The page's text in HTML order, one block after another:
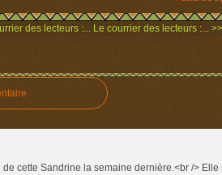
des lecteurs :... Le courrier des lecteurs :... >>
cette Sandrine la semaine dernière.<br /> Elle